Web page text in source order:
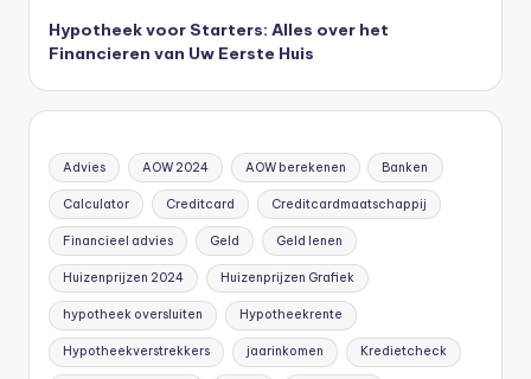
Hypotheek voor Starters: Alles over het
Financieren van Uw Eerste Huis
Advies AOW 2024 AOW berekenen Banken
Calculator Creditcard Creditcardmaatschappij
Financieel advies Geld Geld lenen
Huizenprijzen 2024 Huizenprijzen Grafiek
hypotheek oversluiten Hypotheekrente
Hypotheekverstrekkers jaarinkomen Kredietcheck